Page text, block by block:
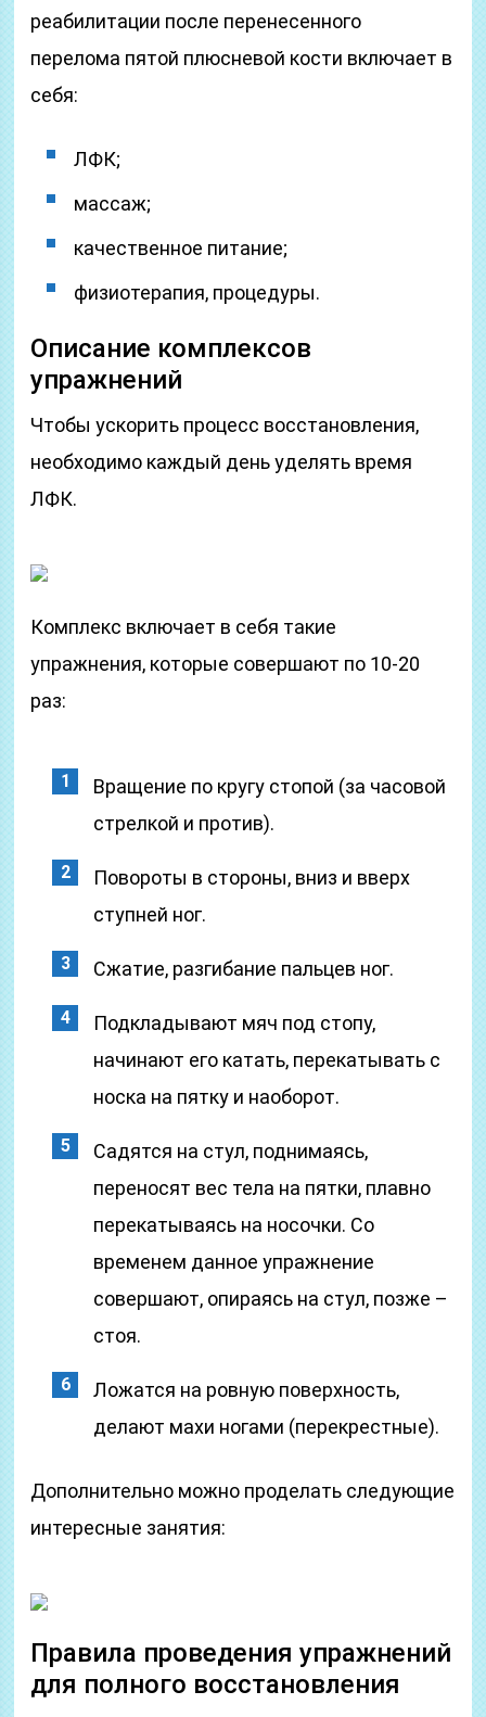
реабилитации после перенесенного
перелома пятой плюсневой кости включает в
себя:
ЛФК;
массаж;
качественное питание;
физиотерапия, процедуры.
Описание комплексов
упражнений
Чтобы ускорить процесс восстановления,
необходимо каждый день уделять время
ЛФК.
Комплекс включает в себя такие
упражнения, которые совершают по 10-20
раз:
Вращение по кругу стопой (за часовой
стрелкой и против).
Повороты в стороны, вниз и вверх
ступней ног.
Сжатие, разгибание пальцев ног.
Подкладывают мяч под стопу,
начинают его катать, перекатывать с
носка на пятку и наоборот.
Садятся на стул, поднимаясь,
переносят вес тела на пятки, плавно
перекатываясь на носочки. Со
временем данное упражнение
совершают, опираясь на стул, позже –
стоя.
Ложатся на ровную поверхность,
делают махи ногами (перекрестные).
Дополнительно можно проделать следующие
интересные занятия:
Правила проведения упражнений
для полного восстановления